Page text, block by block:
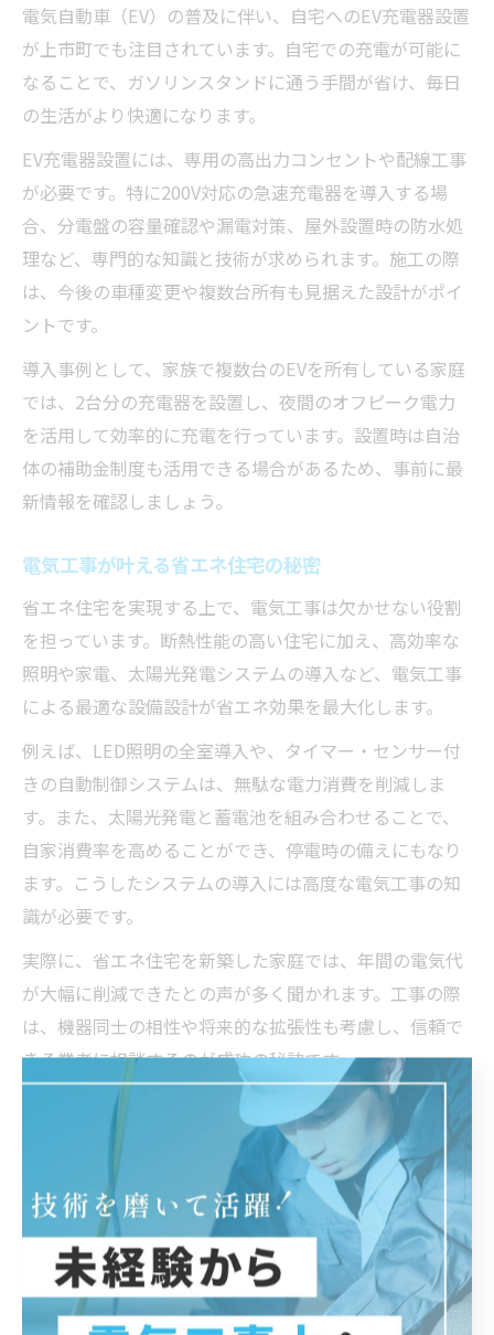
電気自動車（EV）の普及に伴い、自宅へのEV充電器設置
が上市町でも注目されています。自宅での充電が可能に
なることで、ガソリンスタンドに通う手間が省け、毎日
の生活がより快適になります。
EV充電器設置には、専用の高出力コンセントや配線工事
が必要です。特に200V対応の急速充電器を導入する場
合、分電盤の容量確認や漏電対策、屋外設置時の防水処
理など、専門的な知識と技術が求められます。施工の際
は、今後の車種変更や複数台所有も見据えた設計がポイ
ントです。
導入事例として、家族で複数台のEVを所有している家庭
では、2台分の充電器を設置し、夜間のオフピーク電力
を活用して効率的に充電を行っています。設置時は自治
体の補助金制度も活用できる場合があるため、事前に最
新情報を確認しましょう。
電気工事が叶える省エネ住宅の秘密
省エネ住宅を実現する上で、電気工事は欠かせない役割
を担っています。断熱性能の高い住宅に加え、高効率な
照明や家電、太陽光発電システムの導入など、電気工事
による最適な設備設計が省エネ効果を最大化します。
例えば、LED照明の全室導入や、タイマー・センサー付
きの自動制御システムは、無駄な電力消費を削減しま
す。また、太陽光発電と蓄電池を組み合わせることで、
自家消費率を高めることができ、停電時の備えにもなり
ます。こうしたシステムの導入には高度な電気工事の知
識が必要です。
実際に、省エネ住宅を新築した家庭では、年間の電気代
が大幅に削減できたとの声が多く聞かれます。工事の際
は、機器同士の相性や将来的な拡張性も考慮し、信頼で
きる業者に相談するのが成功の秘訣です。
最新設備と電気工事の選び方のコツ
最新の電気設備やサービスを導入する際には、信頼でき
る電気工事業者選びが重要です。富山県中新川郡上市町
では、地域密着型で迅速な対応が可能な業者が多く、ア
フターサービスの充実度も大きな選択基準となります。
選ぶ際のポイントとして、施工実績や資格保有の有無、